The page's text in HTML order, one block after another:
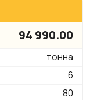
94 990.00
тонна
6
80